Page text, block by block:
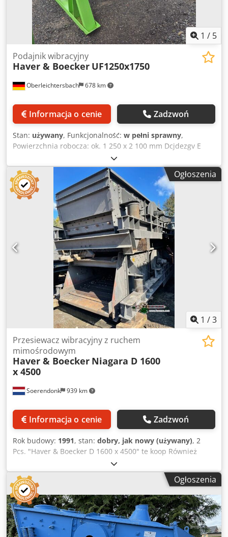
1 / 5
Oberleichtersbach 678 km
Podajnik wibracyjny
Haver & Boecker UF1250x1750
Informacja o cenie Zadzwoń
Stan: używany, Funkcjonalność: w pełni sprawny,
Powierzchnia robocza: ok. 1 250 x 2 100 mm Dcjdezgv E
Tjpfx Amrsk 2 x silniki wibracyjne 1,4 kW na nowej,
stabilnej konstrukcji stalowej
Ogłoszenia
1 /3
Soerendonk 939 km
Przesiewacz wibracyjny z ruchem
mimośrodowym
Haver & Boecker Niagara D 1600
x 4500
Informacja o cenie Zadzwoń
Rok budowy: 1991, stan: dobry, jak nowy (używany), 2
Pcs. "Haver & Boecker D 1600 x 4500" te koop Również
wielu innych producentów, takich jak: ThyssenKrupp / BOA
/ Metso / Allis-Chalmers / Skett / Siebtechnik Znajdź naszą
pełną listę magazynową na naszej stronie internetowej.
Producent: Haver & Boecker Typ: D 1600 x 4500 Wielkość:
1.600 mm x 4.500 mm Ilość pokładów: 2 Dsdpfxsgtxm Ro
Amrock Rok produkcji: 1991 W zestawie: - Silnik elektryczny
- Rama - Sprężyny gumowe
Ogłoszenia